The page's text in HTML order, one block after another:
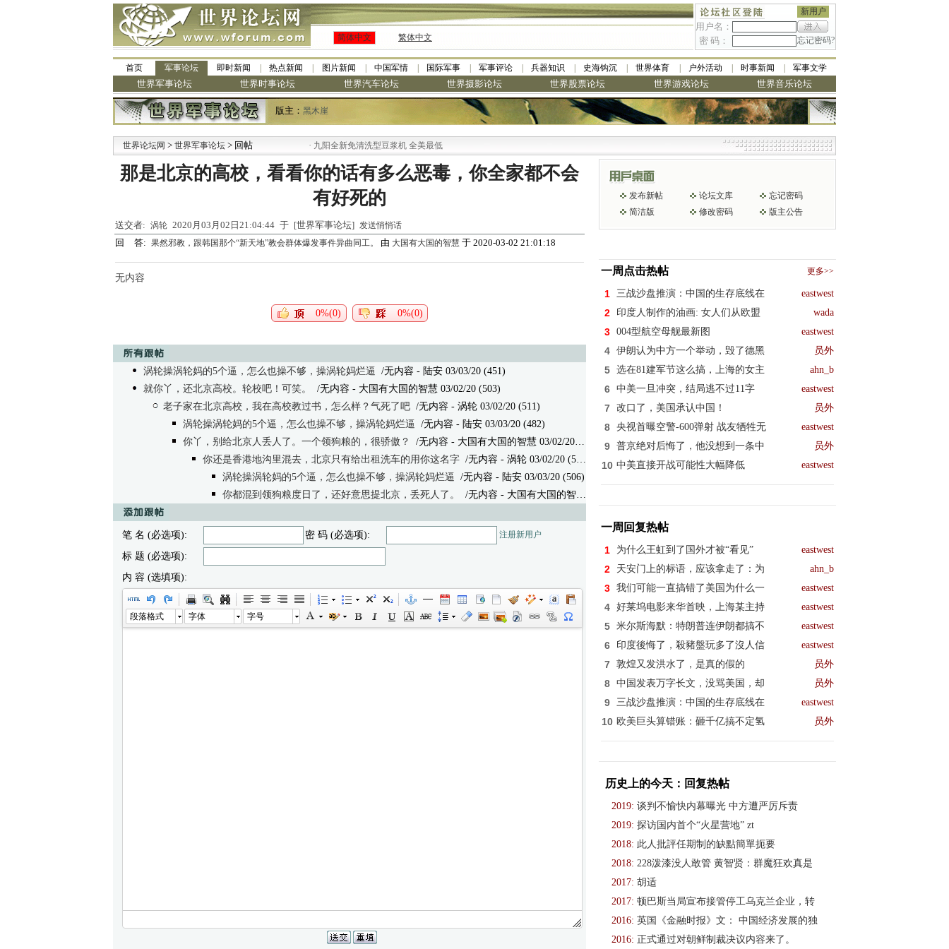
新用户
用户名：
密 码：
忘记密码?
简体中文 繁体中文
首页 军事论坛 即时新闻 热点新闻 图片新闻 中国军情 国际军事 军事评论 兵器知识 史海钩沉 世界体育 户外活动 时事新闻 军事文学
世界军事论坛 世界时事论坛 世界汽车论坛 世界摄影论坛 世界股票论坛 世界游戏论坛 世界音乐论坛
版主： 黑木崖
世界论坛网 > 世界军事论坛 > 回帖 九阳全新免清洗型豆浆机 全美最低
那是北京的高校，看看你的话有多么恶毒，你全家都不会
有好死的
送交者: 涡轮 2020月03月02日21:04:44 于 [世界军事论坛] 发送悄悄话
回 答: 果然邪教，跟韩国那个“新天地”教会群体爆发事件异曲同工。 由 大国有大国的智慧 于 2020-03-02 21:01:18
无内容
0%(0) 0%(0)
涡轮操涡轮妈的5个逼，怎么也操不够，操涡轮妈烂逼
/无内容 - 陆安 03/03/20 (451)
就你丫，还北京高校。轮校吧！可笑。
/无内容 - 大国有大国的智慧 03/02/20 (503)
老子家在北京高校，我在高校教过书，怎么样？气死了吧 /无内容 - 涡轮 03/02/20 (511)
涡轮操涡轮妈的5个逼，怎么也操不够，操涡轮妈烂逼
/无内容 - 陆安 03/03/20 (482)
你丫，别给北京人丢人了。一个领狗粮的，很骄傲？
/无内容 - 大国有大国的智慧 03/02/20 (526)
你还是香港地沟里混去，北京只有给出租洗车的用你这名字 /无内容 - 涡轮 03/02/20 (541)
涡轮操涡轮妈的5个逼，怎么也操不够，操涡轮妈烂逼
/无内容 - 陆安 03/03/20 (506)
你都混到领狗粮度日了，还好意思提北京，丢死人了。
/无内容 - 大国有大国的智慧 03/03/20 (501)
笔 名 (必选项): 密 码 (必选项): 注册新用户
标 题 (必选项):
内 容 (选填项):
段落格式 字体 字号
发布新帖 论坛文库
忘记密码
简洁版
修改密码 版主公告
一周点击热帖 更多>>
1 三战沙盘推演：中国的生存底线在 eastwest
2 印度人制作的油画: 女人们从欧盟 wada
3 004型航空母舰最新图 eastwest
4 伊朗认为中方一个举动，毁了德黑 员外
5 选在81建军节这么搞，上海的女主 ahn_b
6 中美一旦冲突，结局逃不过11字 eastwest
7 改口了，美国承认中国！ 员外
8 央视首曝空警-600弹射 战友牺牲无 eastwest
9 普京绝对后悔了，他没想到一条中 员外
10 中美直接开战可能性大幅降低 eastwest
一周回复热帖
1 为什么王虹到了国外才被“看见” eastwest
2 天安门上的标语，应该拿走了：为 ahn_b
3 我们可能一直搞错了美国为什么一 eastwest
4 好莱坞电影来华首映，上海某主持 eastwest
5 米尔斯海默：特朗普连伊朗都搞不 eastwest
6 印度後悔了，殺豬盤玩多了沒人信 eastwest
7 敦煌又发洪水了，是真的假的 员外
8 中国发表万字长文，没骂美国，却 员外
9 三战沙盘推演：中国的生存底线在 eastwest
10 欧美巨头算错账：砸千亿搞不定氢 员外
历史上的今天：回复热帖
2019: 谈判不愉快内幕曝光 中方遭严厉斥责
2019: 探访国内首个“火星营地” zt
2018: 此人批評任期制的缺點簡單扼要
2018: 228泼漆没人敢管 黄智贤：群魔狂欢真是
2017: 胡适
2017: 顿巴斯当局宣布接管停工乌克兰企业，转
2016: 英国《金融时报》文： 中国经济发展的独
2016: 正式通过对朝鲜制裁决议内容来了。